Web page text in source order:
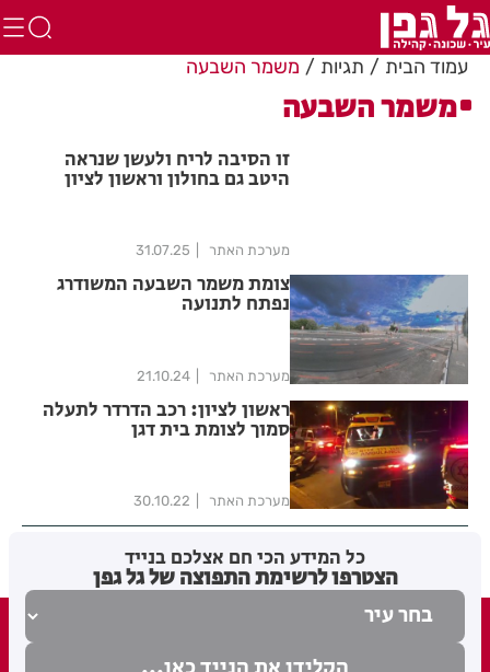
עמוד הבית תגיות משמר השבעה
משמר השבעה
זו הסיבה לריח ולעשן שנראה
היטב גם בחולון וראשון לציון
מערכת האתר 31.07.25
צומת משמר השבעה המשודרג
נפתח לתנועה
מערכת האתר 21.10.24
ראשון לציון: רכב הדרדר לתעלה
סמוך לצומת בית דגן
מערכת האתר 30.10.22
כל המידע הכי חם אצלכם בנייד
הצטרפו לרשימת התפוצה של גל גפן